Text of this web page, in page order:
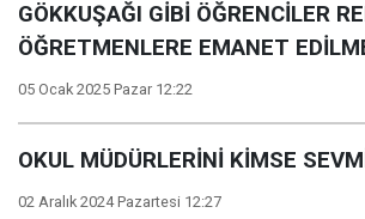
GÖKKUŞAĞI GİBİ ÖĞRENCİLER
ÖĞRETMENLERE EMANET
05 Ocak 2025 Pazar 12:22
OKUL MÜDÜRLERİNİ KİMSE
02 Aralık 2024 Pazartesi 12:27